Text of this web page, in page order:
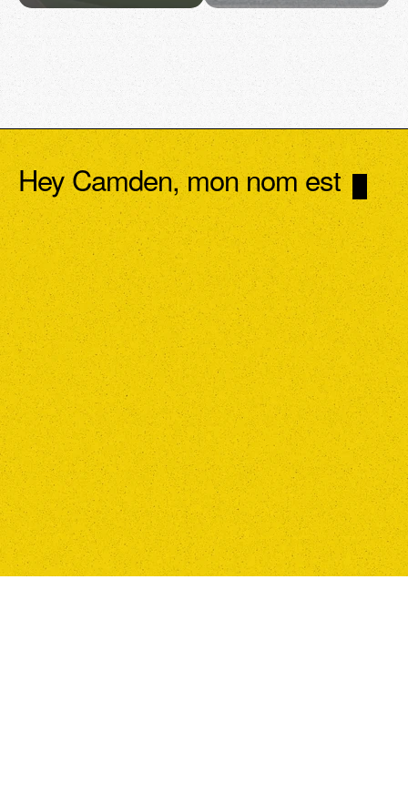
Hey Camden, mon nom est